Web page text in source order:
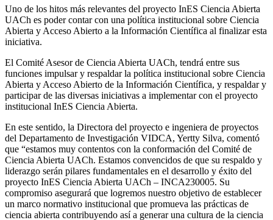
Uno de los hitos más relevantes del proyecto InES Ciencia Abierta
UACh es poder contar con una política institucional sobre Ciencia
Abierta y Acceso Abierto a la Información Científica al finalizar esta
iniciativa.
El Comité Asesor de Ciencia Abierta UACh, tendrá entre sus
funciones impulsar y respaldar la política institucional sobre Ciencia
Abierta y Acceso Abierto de la Información Científica, y respaldar y
participar de las diversas iniciativas a implementar con el proyecto
institucional InES Ciencia Abierta.
En este sentido, la Directora del proyecto e ingeniera de proyectos
del Departamento de Investigación VIDCA, Yertty Silva, comentó
que “estamos muy contentos con la conformación del Comité de
Ciencia Abierta UACh. Estamos convencidos de que su respaldo y
liderazgo serán pilares fundamentales en el desarrollo y éxito del
proyecto InES Ciencia Abierta UACh – INCA230005. Su
compromiso asegurará que logremos nuestro objetivo de establecer
un marco normativo institucional que promueva las prácticas de
ciencia abierta contribuyendo así a generar una cultura de la ciencia